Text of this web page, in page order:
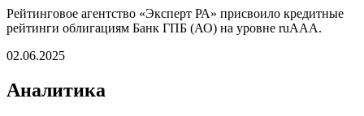
Рейтинговое агентство «Эксперт РА» присвоило кредитные
рейтинги облигациям Банк ГПБ (АО) на уровне ruAAА.
02.06.2025
Аналитика